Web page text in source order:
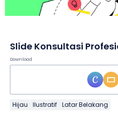
Slide Konsultasi
Download
Hijau Ilustratif Latar Belakang